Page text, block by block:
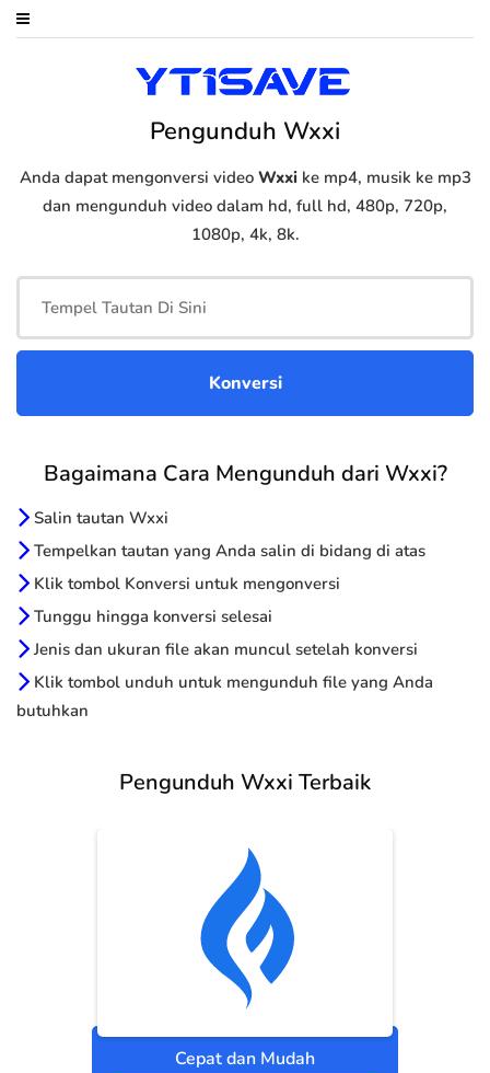
Pengunduh Wxxi
Anda dapat mengonversi video Wxxike mp4, musik ke mp3
dan mengunduh video dalam hd, full hd, 480p, 720p,
1080p, 4k, 8k.
Bagaimana Cara Mengunduh dari Wxxi?
Salin tautan Wxxi
Tempelkan tautan yang Anda salin di bidang di atas
Klik tombol Konversi untuk mengonversi
Tunggu hingga konversi selesai
Jenis dan ukuran file akan muncul setelah konversi
Klik tombol unduh untuk mengunduh file yang Anda
butuhkan
Pengunduh Wxxi Terbaik
Cepat dan Mudah